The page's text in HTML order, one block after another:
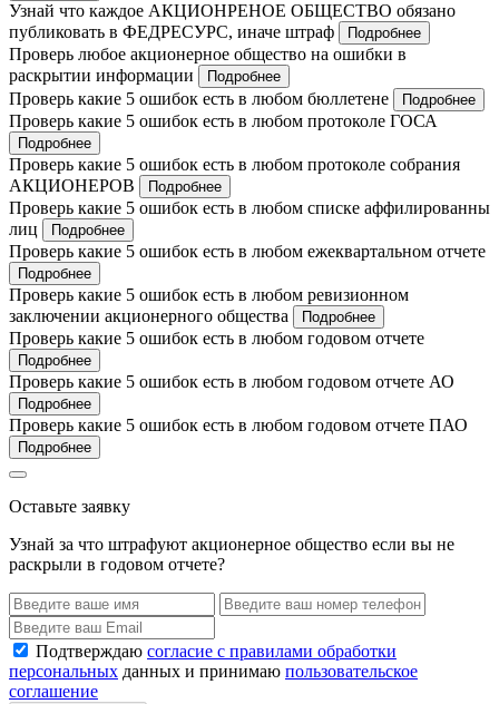
Узнай что каждое АКЦИОНРЕНОЕ ОБЩЕСТВО обязано
публиковать в ФЕДРЕСУРС, иначе штраф
Подробнее
Проверь любое акционерное общество на ошибки в
раскрытии информации
Подробнее
Проверь какие 5 ошибок есть в любом бюллетене Подробнее
Проверь какие 5 ошибок есть в любом протоколе ГОСА
Подробнее
Проверь какие 5 ошибок есть в любом протоколе собрания
АКЦИОНЕРОВ
Подробнее
Проверь какие 5 ошибок есть в любом списке аффилированны
лиц
Подробнее
Проверь какие 5 ошибок есть в любом ежеквартальном отчете
Подробнее
Проверь какие 5 ошибок есть в любом ревизионном
заключении акционерного общества
Подробнее
Проверь какие 5 ошибок есть в любом годовом отчете
Подробнее
Проверь какие 5 ошибок есть в любом годовом отчете АО
Подробнее
Проверь какие 5 ошибок есть в любом годовом отчете ПАО
Подробнее
Оставьте заявку
Узнай за что штрафуют акционерное общество если вы не
раскрыли в годовом отчете?
Подтверждаю согласие с правилами обработки
персональных данных и принимаю пользовательское
соглашение